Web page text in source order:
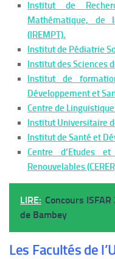
Institut de
Mathématique, de
(IREMPT).
Institut de Pédiatrie
Institut des Sciences
Institut de
Développement et
Centre de
Institut Universitaire
Institut de Santé et
Centre d’Etudes
Renouvelables
LIRE: Concours
de Bambey
Les Facultés de